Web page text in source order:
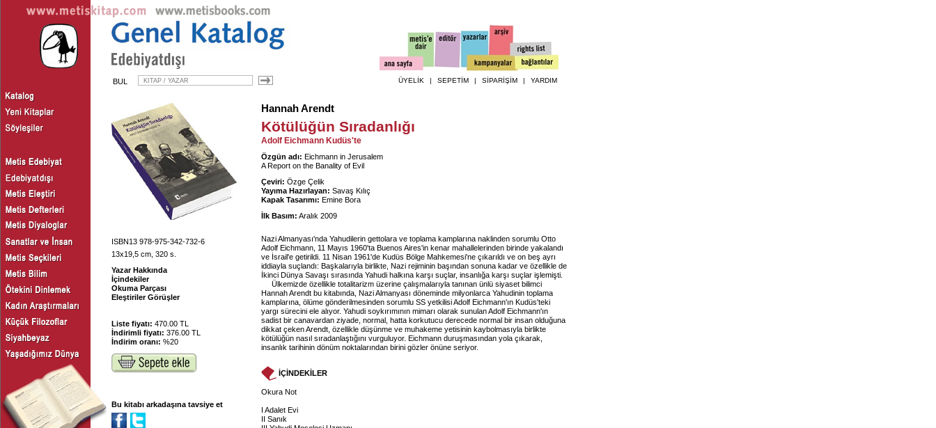
BUL ÜYELİK | SEPETİM | SİPARİŞİM | YARDIM
ISBN13 978-975-342-732-6
13x19,5 cm, 320 s.
Yazar Hakkında
İçindekiler
Okuma Parçası
Eleştiriler Görüşler
Liste fiyatı: 470.00 TL
İndirimli fiyatı: 376.00 TL
İndirim oranı: %20
Bu kitabı arkadaşına tavsiye et
Hannah Arendt
Kötülüğün Sıradanlığı
Adolf Eichmann Kudüs'te
Özgün adı: Eichmann in Jerusalem
A Report on the Banality of Evil
Çeviri: Özge Çelik
Yayıma Hazırlayan: Savaş Kılıç
Kapak Tasarımı: Emine Bora
İlk Basım: Aralık 2009
Nazi Almanyası'nda Yahudilerin gettolara ve toplama kamplarına naklinden sorumlu Otto
Adolf Eichmann, 11 Mayıs 1960'ta Buenos Aires'in kenar mahallelerinden birinde yakalandı
ve İsrail'e getirildi. 11 Nisan 1961'de Kudüs Bölge Mahkemesi'ne çıkarıldı ve on beş ayrı
iddiayla suçlandı: Başkalarıyla birlikte, Nazi rejiminin başından sonuna kadar ve özellikle de
İkinci Dünya Savaşı sırasında Yahudi halkına karşı suçlar, insanlığa karşı suçlar işlemişti.
Ülkemizde özellikle totalitarizm üzerine çalışmalarıyla tanınan ünlü siyaset bilimci
Hannah Arendt bu kitabında, Nazi Almanyası döneminde milyonlarca Yahudinin toplama
kamplarına, ölüme gönderilmesinden sorumlu SS yetkilisi Adolf Eichmann'ın Kudüs'teki
yargı sürecini ele alıyor. Yahudi soykırımının mimarı olarak sunulan Adolf Eichmann'ın
sadist bir canavardan ziyade, normal, hatta korkutucu derecede normal bir insan olduğuna
dikkat çeken Arendt, özellikle düşünme ve muhakeme yetisinin kaybolmasıyla birlikte
kötülüğün nasıl sıradanlaştığını vurguluyor. Eichmann duruşmasından yola çıkarak,
insanlık tarihinin dönüm noktalarından birini gözler önüne seriyor.
İÇİNDEKİLER
Okura Not
I Adalet Evi
II Sanık